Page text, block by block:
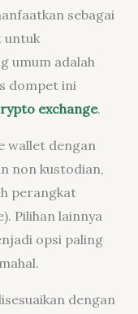
sebagai
untuk
umum adalah
dompet ini
exchange.
wallet dengan
non kustodian,
perangkat
Pilihan lainnya
opsi paling
dengan